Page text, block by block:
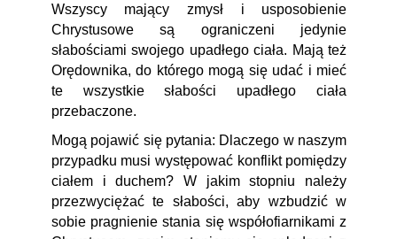
Wszyscy mający zmysł i usposobienie
Chrystusowe są ograniczeni jedynie
słabościami swojego upadłego ciała. Mają też
Orędownika, do którego mogą się udać i mieć
te wszystkie słabości upadłego ciała
przebaczone.
Mogą pojawić się pytania: Dlaczego w naszym
przypadku musi występować konflikt pomiędzy
ciałem i duchem? W jakim stopniu należy
przezwyciężać te słabości, aby wzbudzić w
sobie pragnienie stania się współofiarnikami z